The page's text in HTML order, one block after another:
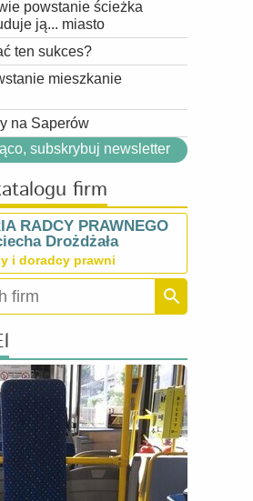
powstanie ścieżka
ją... miasto
ten sukces?
mieszkanie
na Saperów
subskrybuj newsletter
firm
RADCY PRAWNEGO
Drożdżała
i doradcy prawni